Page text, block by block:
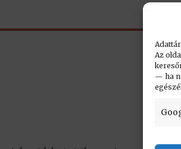
Az
— ha